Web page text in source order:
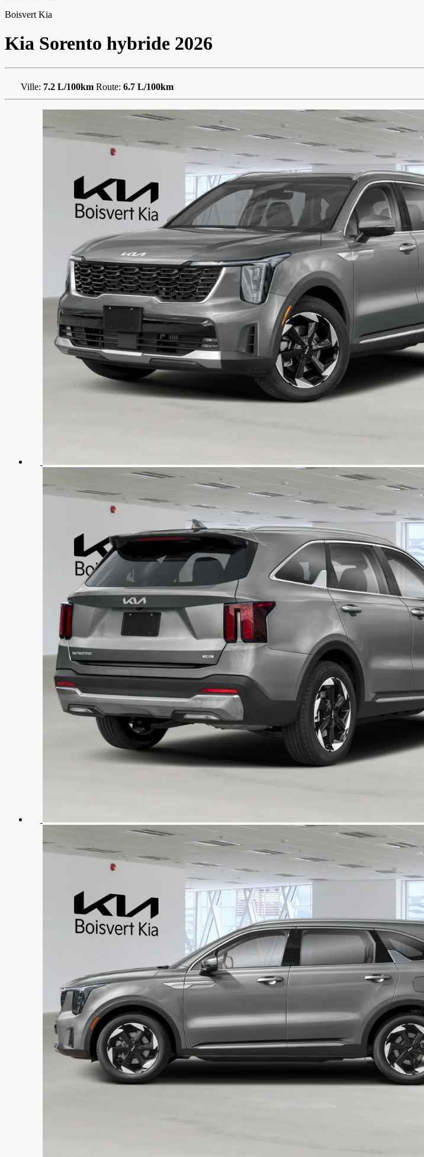
Boisvert Kia
Kia Sorento hybride 2026
Ville: 7.2 L/100km Route: 6.7 L/100km